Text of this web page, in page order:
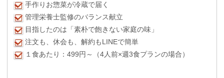
手作りお惣菜が冷蔵で届く
管理栄養士監修のバランス献立
目指したのは「素朴で飽きない家庭の味」
注文も、休会も、解約もLINEで簡単
１食あたり：499円～（4人前×週3食プランの場合）